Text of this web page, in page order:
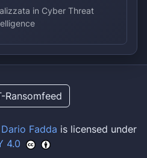
in Cyber Threat
Ransomfeed
Dario Fadda is licensed under
4.0